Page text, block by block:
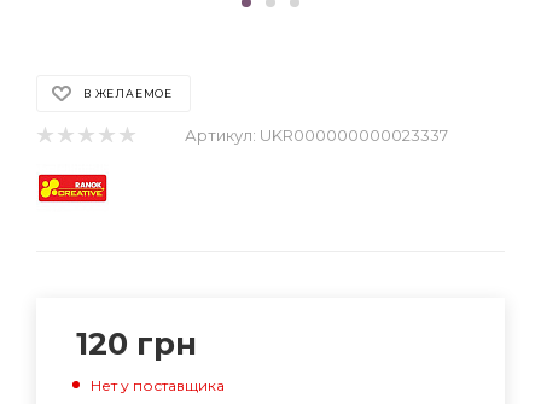
В ЖЕЛАЕМОЕ
Артикул: UKR000000000023337
120 грн
Нет у поставщика